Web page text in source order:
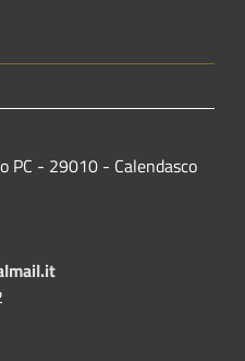
PC - 29010 - Calendasco